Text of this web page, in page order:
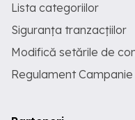
Lista categoriilor
Siguranța tranzacțiilor
Modifică setările de
Regulament Campanie